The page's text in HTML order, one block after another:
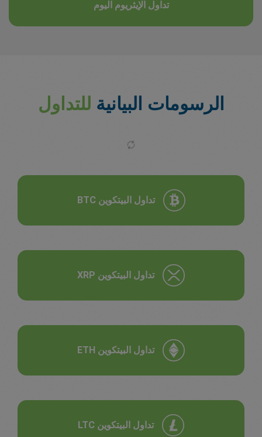
تداول الإيثريوم اليوم
الرسومات البيانية للتداول
تداول البيتكوين BTC
تداول البيتكوين XRP
تداول البيتكوين ETH
تداول البيتكوين LTC